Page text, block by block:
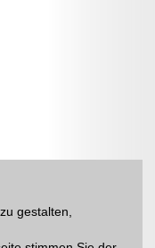
gestalten,